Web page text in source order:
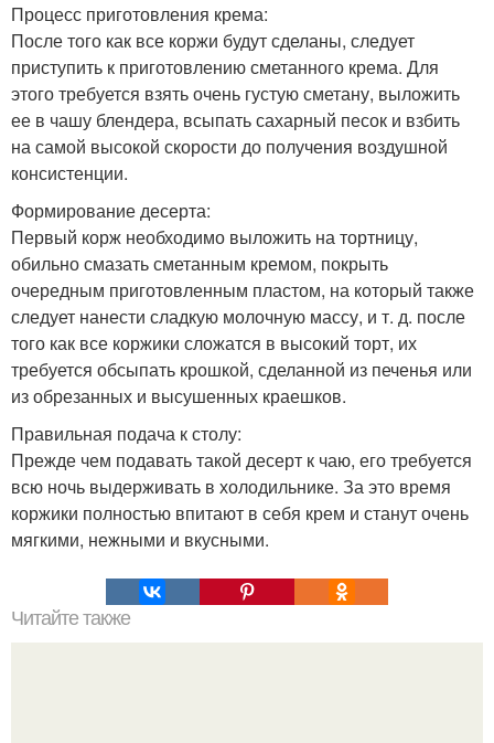
Процесс приготовления крема:
После того как все коржи будут сделаны, следует
приступить к приготовлению сметанного крема. Для
этого требуется взять очень густую сметану, выложить
ее в чашу блендера, всыпать сахарный песок и взбить
на самой высокой скорости до получения воздушной
консистенции.
Формирование десерта:
Первый корж необходимо выложить на тортницу,
обильно смазать сметанным кремом, покрыть
очередным приготовленным пластом, на который также
следует нанести сладкую молочную массу, и т. д. после
того как все коржики сложатся в высокий торт, их
требуется обсыпать крошкой, сделанной из печенья или
из обрезанных и высушенных краешков.
Правильная подача к столу:
Прежде чем подавать такой десерт к чаю, его требуется
всю ночь выдерживать в холодильнике. За это время
коржики полностью впитают в себя крем и станут очень
мягкими, нежными и вкусными.
Читайте также